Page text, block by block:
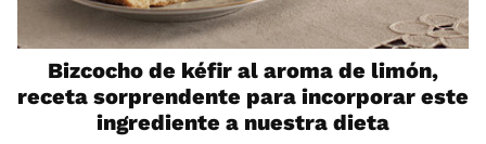
Bizcocho de kéfir al aroma de limón,
receta sorprendente para incorporar este
ingrediente a nuestra dieta